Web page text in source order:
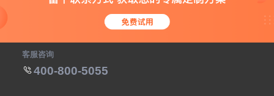
客服咨询
400-800-5055